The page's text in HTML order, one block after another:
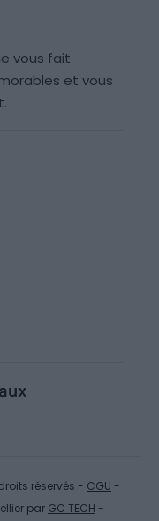
vous fait
et vous
réservés - CGU -
par GC TECH -